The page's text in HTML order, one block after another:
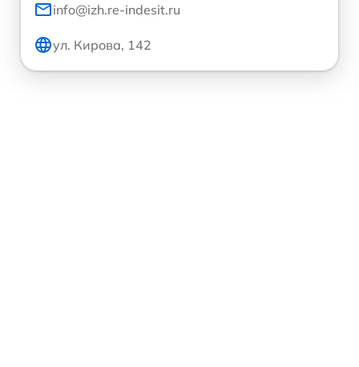
info@izh.re-indesit.ru
ул. Кирова, 142